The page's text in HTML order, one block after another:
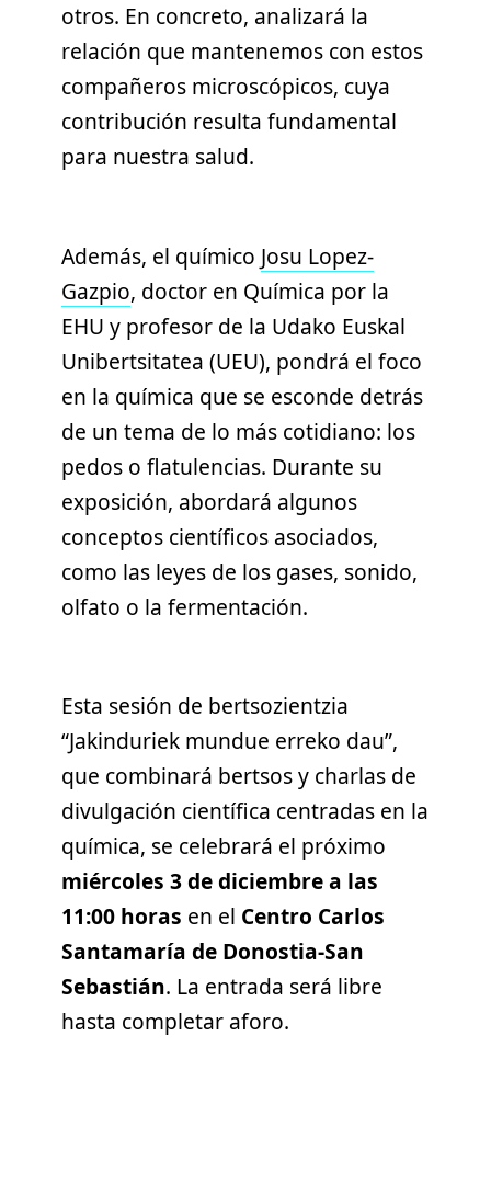
otros. En concreto, analizará la
relación que mantenemos con estos
compañeros microscópicos, cuya
contribución resulta fundamental
para nuestra salud.
Además, el químico Josu Lopez-
Gazpio, doctor en Química por la
EHU y profesor de la Udako Euskal
Unibertsitatea (UEU), pondrá el foco
en la química que se esconde detrás
de un tema de lo más cotidiano: los
pedos o flatulencias. Durante su
exposición, abordará algunos
conceptos científicos asociados,
como las leyes de los gases, sonido,
olfato o la fermentación.
Esta sesión de bertsozientzia
“Jakinduriek mundue erreko dau”,
que combinará bertsos y charlas de
divulgación científica centradas en la
química, se celebrará el próximo
miércoles 3 de diciembre a las
11:00 horas en el Centro Carlos
Santamaría de Donostia-San
Sebastián. La entrada será libre
hasta completar aforo.